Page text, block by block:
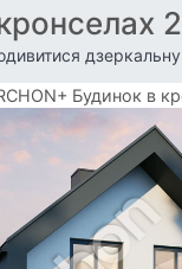
2
Будинок в